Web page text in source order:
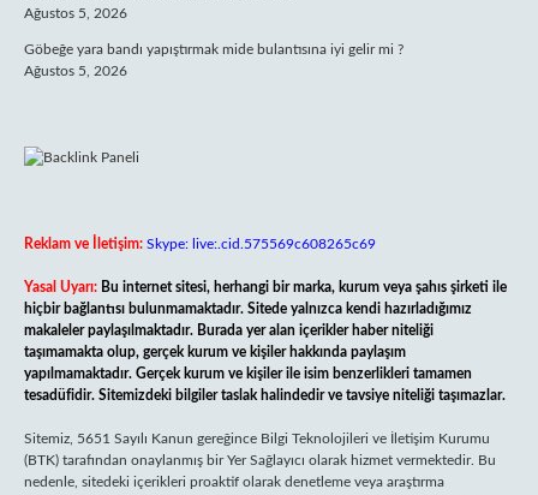
Ağustos 5, 2026
Göbeğe yara bandı yapıştırmak mide bulantısına iyi gelir mi ?
Ağustos 5, 2026
Reklam ve İletişim: Skype: live:.cid.575569c608265c69
Yasal Uyarı: Bu internet sitesi, herhangi bir marka, kurum veya şahıs şirketi ile
hiçbir bağlantısı bulunmamaktadır. Sitede yalnızca kendi hazırladığımız
makaleler paylaşılmaktadır. Burada yer alan içerikler haber niteliği
taşımamakta olup, gerçek kurum ve kişiler hakkında paylaşım
yapılmamaktadır. Gerçek kurum ve kişiler ile isim benzerlikleri tamamen
tesadüfidir. Sitemizdeki bilgiler taslak halindedir ve tavsiye niteliği taşımazlar.
Sitemiz, 5651 Sayılı Kanun gereğince Bilgi Teknolojileri ve İletişim Kurumu
(BTK) tarafından onaylanmış bir Yer Sağlayıcı olarak hizmet vermektedir. Bu
nedenle, sitedeki içerikleri proaktif olarak denetleme veya araştırma